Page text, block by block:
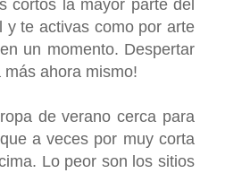
cortos la mayor parte del
te activas como por arte
un momento. Despertar
ahora mismo!
de verano cerca para
a veces por muy corta
Lo peor son los sitios